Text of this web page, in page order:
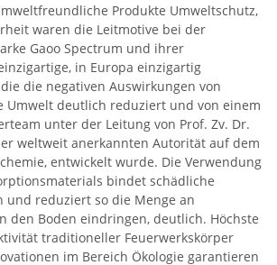
Produkte Umweltschutz,
waren die Leitmotive bei der
Gaoo Spectrum und ihrer
in Europa einzigartig
die negativen Auswirkungen von
Umwelt deutlich reduziert und von einem
unter der Leitung von Prof. Zv. Dr.
weltweit anerkannten Autorität auf dem
entwickelt wurde. Die Verwendung
bindet schädliche
und reduziert so die Menge an
den Boden eindringen, deutlich. Höchste
traditioneller Feuerwerkskörper
im Bereich Ökologie garantieren